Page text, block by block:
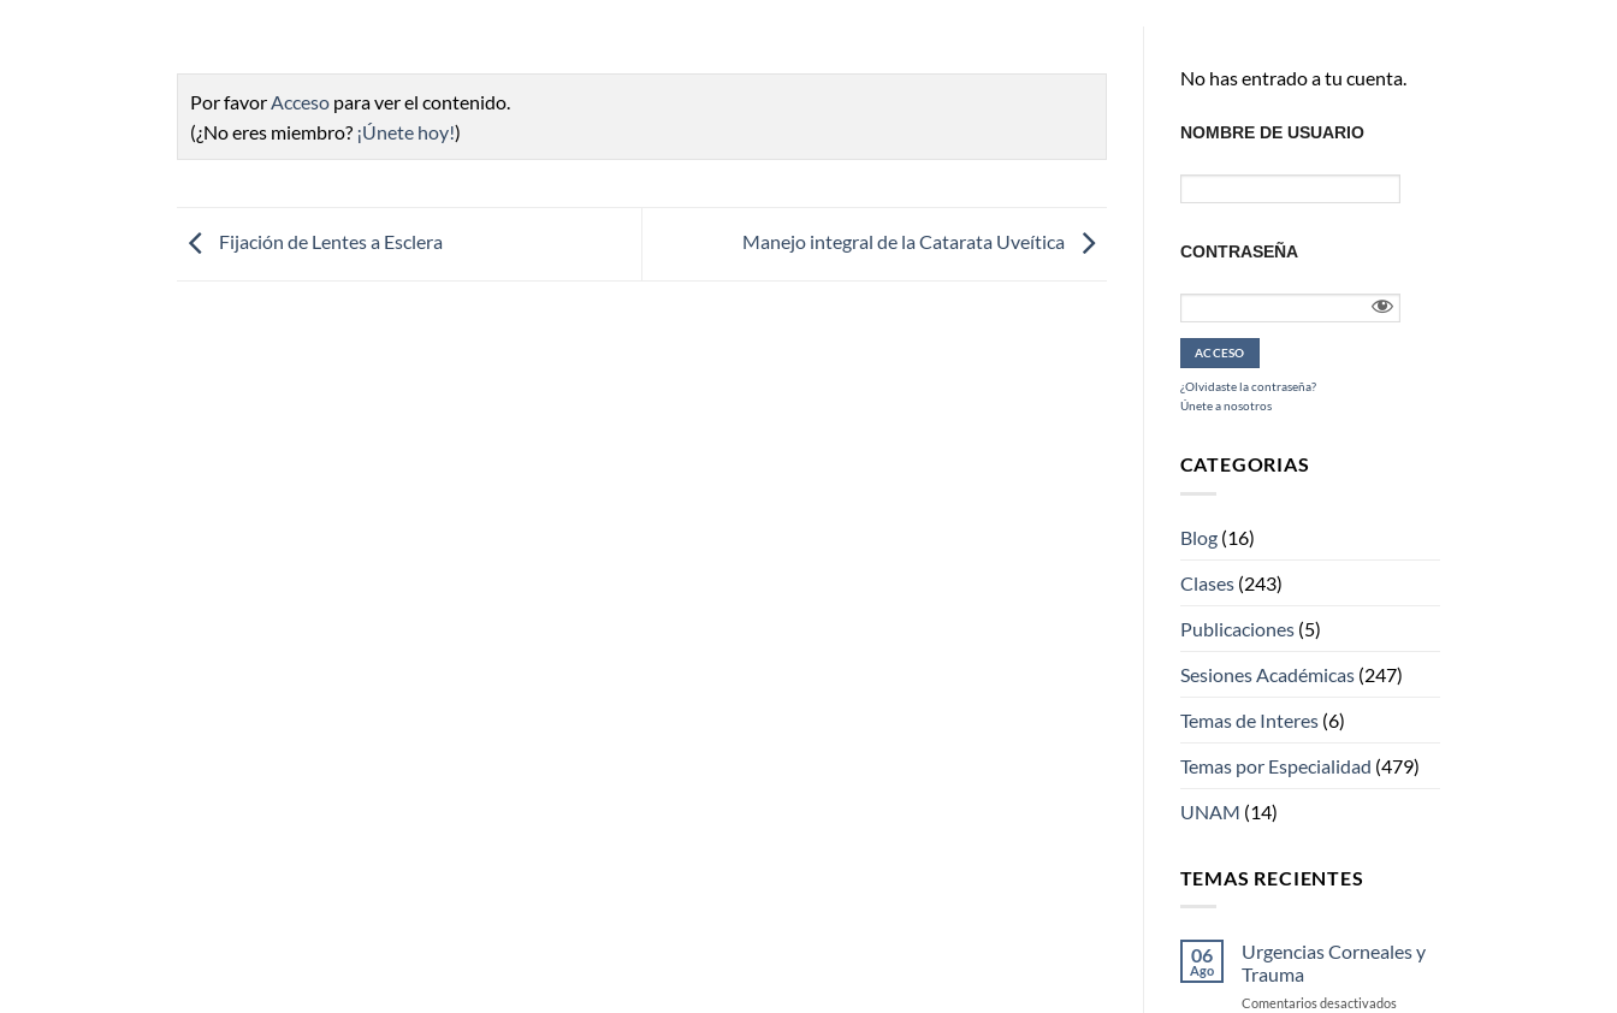
Por favorAcceso para ver el contenido.
(¿No eres miembro? ¡Únete hoy!)
Fijación de Lentes a Esclera Manejo integral de la Catarata Uveítica
No has entrado a tu cuenta.
NOMBRE DE USUARIO
CONTRASEÑA
¿Olvidaste la contraseña?
Únete a nosotros
CATEGORIAS
Blog(16)
Clases(243)
Publicaciones(5)
Sesiones Académicas(247)
Temas de Interes(6)
Temas por Especialidad (479)
UNAM (14)
TEMAS RECIENTES
06
Ago
Urgencias Corneales y
Trauma
Comentarios desactivadosen